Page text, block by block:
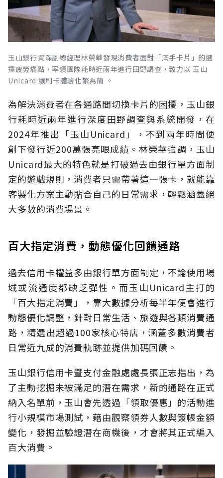
玉山銀行資深副總經理林榮華發現消費者面對「滿手卡片」的選
擇疲勞痛點，率領團隊耗時近兩年進行田野調查，致力以 玉山
Unicard 讓刷卡體驗化繁為簡 。
為解決消費者在各通路間切換卡片的困擾，玉山銀
行耗時近兩年進行深度田野調查與系統開發，在
2024年推出「玉山Unicard」，不到兩年時間便
創下發行近200萬張亮眼成績。林榮華強調，玉山
Unicard最大的特色就是打破過去由銀行單方面制
定的遊戲規則，消費者只需帶著這一張卡，就能靠
客製化方案主動貼合自己的日常需求，輕鬆涵蓋絕
大多數的消費場景。
百大指定消費，動態優化回饋通路
過去信用卡權益多由銀行單方面制定，不論使用場
域或流通度都缺乏彈性。而玉山Unicard主打的
「百大指定消費」，靠大數據分析每半年便會進行
動態優化調整，針對日常生活、旅遊與各類消費通
路，精選出超過100家核心特店，涵蓋多數消費者
日常近九成的消費軌跡並提供加碼回饋。
玉山銀行信用卡暨支付金融處處長張正志指出，為
了主動挖掘未被滿足的潛在需求，新的通路在正式
納入名單前，玉山會先透過「領取優惠」的活動進
行小規模市場測試，藉由觀察領券人數與簽帳金額
變化，發掘並驗證潛在商機後，才會將其正式編入
百大消費。